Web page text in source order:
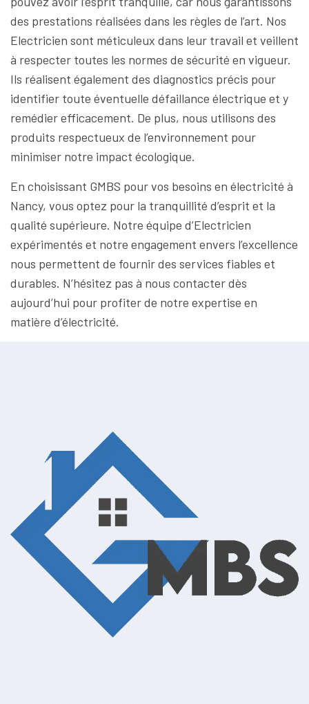
des prestations réalisées dans les règles de l’art. Nos
Electricien sont méticuleux dans leur travail et veillent
à respecter toutes les normes de sécurité en vigueur.
Ils réalisent également des diagnostics précis pour
identifier toute éventuelle défaillance électrique et y
remédier efficacement. De plus, nous utilisons des
produits respectueux de l’environnement pour
minimiser notre impact écologique.
En choisissant GMBS pour vos besoins en électricité à
Nancy, vous optez pour la tranquillité d’esprit et la
qualité supérieure. Notre équipe d’Electricien
expérimentés et notre engagement envers l’excellence
nous permettent de fournir des services fiables et
durables. N’hésitez pas à nous contacter dès
aujourd’hui pour profiter de notre expertise en
matière d’électricité.